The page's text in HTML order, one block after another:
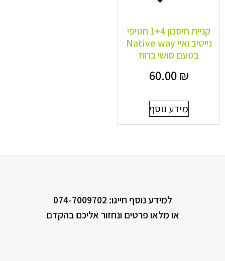
קניית חיסכון 1+4 חטיפי
נייטיב ואיי Native way
בטעם סושי ברווז
60.00₪
מידע נוסף
למידע נוסף חייגו: 074-7009702
או מלאו פרטים ונחזור אליכם בהקדם